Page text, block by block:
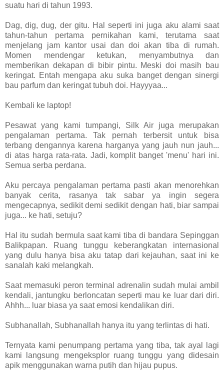
suatu hari di tahun 1993.
Dag, dig, dug, der gitu. Hal seperti ini juga aku alami saat
tahun-tahun pertama pernikahan kami, terutama saat
menjelang jam kantor usai dan doi akan tiba di rumah.
Momen mendengar ketukan, menyambutnya dan
memberikan dekapan di bibir pintu. Meski doi masih bau
keringat. Entah mengapa aku suka banget dengan sinergi
bau parfum dan keringat tubuh doi. Hayyyaa...
Kembali ke laptop!
Pesawat yang kami tumpangi, Silk Air juga merupakan
pengalaman pertama. Tak pernah terbersit untuk bisa
terbang dengannya karena harganya yang jauh nun jauh...
di atas harga rata-rata. Jadi, komplit banget 'menu' hari ini.
Semua serba perdana.
Aku percaya pengalaman pertama pasti akan menorehkan
banyak cerita, rasanya tak sabar ya ingin segera
mengecapnya, sedikit demi sedikit dengan hati, biar sampai
juga... ke hati, setuju?
Hal itu sudah bermula saat kami tiba di bandara Sepinggan
Balikpapan. Ruang tunggu keberangkatan internasional
yang dulu hanya bisa aku tatap dari kejauhan, saat ini ke
sanalah kaki melangkah.
Saat memasuki peron terminal adrenalin sudah mulai ambil
kendali, jantungku berloncatan seperti mau ke luar dari diri.
Ahhh... luar biasa ya saat emosi kendalikan diri.
Subhanallah, Subhanallah hanya itu yang terlintas di hati.
Ternyata kami penumpang pertama yang tiba, tak ayal lagi
kami langsung mengeksplor ruang tunggu yang didesain
apik menggunakan warna putih dan hijau pupus.